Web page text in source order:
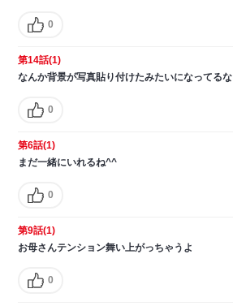
0
第14話(1)
なんか背景が写真貼り付けたみたいになってるな
0
第6話(1)
まだ一緒にいれるね^^
0
第9話(1)
お母さんテンション舞い上がっちゃうよ
0